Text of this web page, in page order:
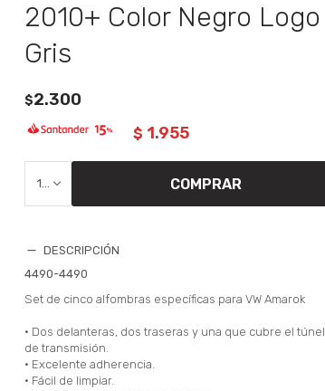
2010+ Color Negro Logo
Gris
$2.300
$ 1.955
COMPRAR
DESCRIPCIÓN
4490-4490
Set de cinco alfombras específicas para VW Amarok
• Dos delanteras, dos traseras y una que cubre el túnel
de transmisión.
• Excelente adherencia.
• Fácil de limpiar.